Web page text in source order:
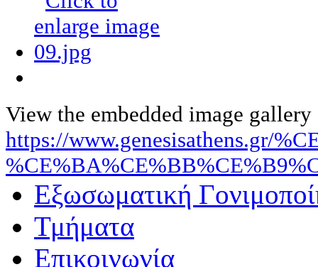
View the embedded image
https://www.genesisathens.gr/
Εξωσωματική
Τμήματα
Επικοινωνία